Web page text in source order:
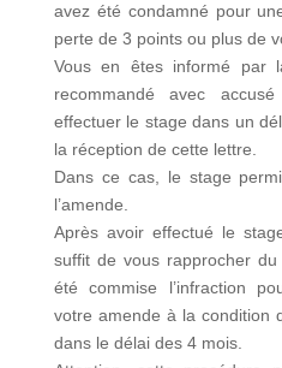
avez été condamné pour
perte de 3 points ou plus de
Vous en êtes informé par
recommandé avec
effectuer le stage dans un
la réception de cette lettre.
Dans ce cas, le stage
l’amende.
Après avoir effectué le
suffit de vous rapprocher
été commise l’infraction
votre amende à la condition
dans le délai des 4 mois.